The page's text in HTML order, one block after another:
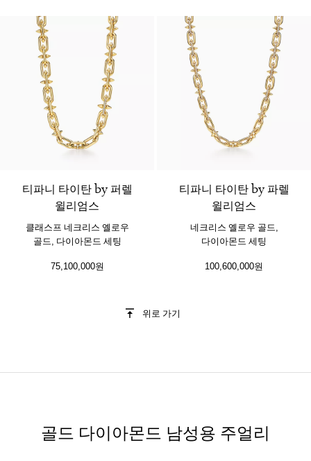
티파니 타이탄 by 퍼렐
윌리엄스
클래스프 네크리스 옐로우
골드, 다이아몬드 세팅
75,100,000원
티파니 타이탄 by 파렐
윌리엄스
네크리스 옐로우 골드,
다이아몬드 세팅
100,600,000원
위로 가기
골드 다이아몬드 남성용 주얼리